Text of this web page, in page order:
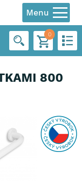
Menu
0
800